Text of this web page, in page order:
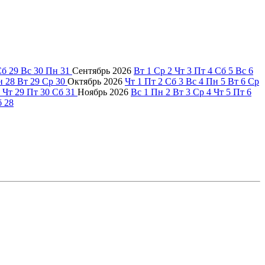
29 Вс 30 Пн 31 Сентябрь 2026 Вт 1 Ср 2 Чт 3 Пт 4 Сб 5 Вс 6
28 Вт 29 Ср 30 Октябрь 2026 Чт 1 Пт 2 Сб 3 Вс 4 Пн 5 Вт 6 Ср
Чт 29 Пт 30 Сб 31 Ноябрь 2026 Вс 1 Пн 2 Вт 3 Ср 4 Чт 5 Пт 6
28